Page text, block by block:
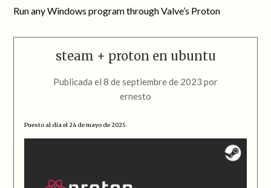
Run any Windows program through Valve’s Proton
steam + proton en ubuntu
Publicada el 8 de septiembre de 2023 por
ernesto
Puesto al día el 24 de mayo de 2025.